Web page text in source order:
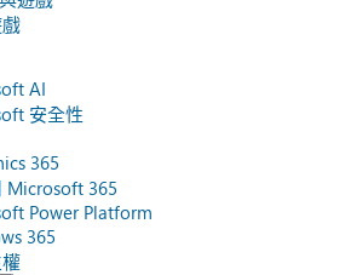
AI
安全性
365
Microsoft 365
Power Platform
365